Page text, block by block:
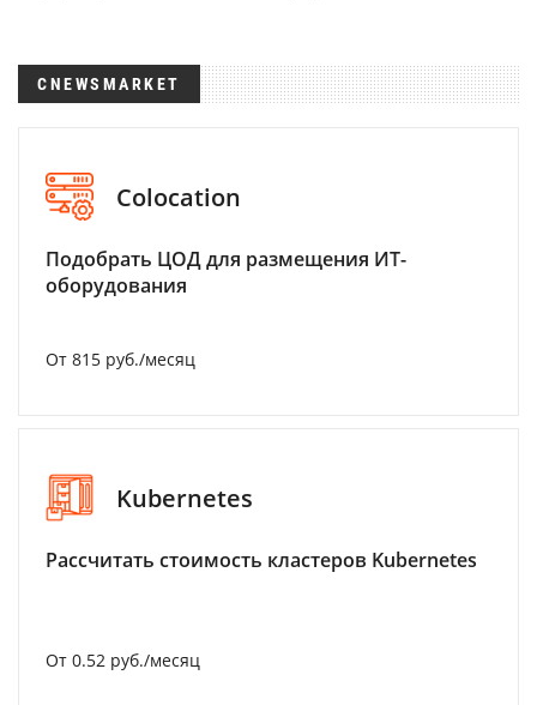
CNEWSMARKET
Colocation
Подобрать ЦОД для размещения ИТ-
оборудования
От 815 руб./месяц
Kubernetes
Рассчитать стоимость кластеров Kubernetes
От 0.52 руб./месяц